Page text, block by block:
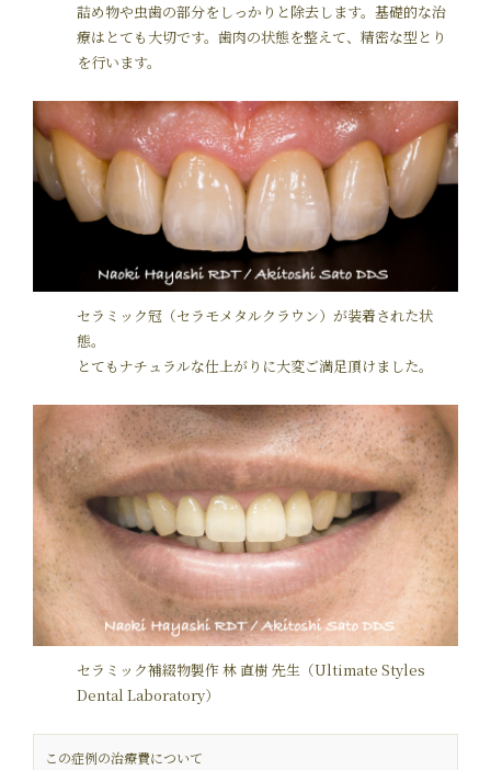
詰め物や虫歯の部分をしっかりと除去します。基礎的な治
療はとても大切です。歯肉の状態を整えて、精密な型とり
を行います。
セラミック冠（セラモメタルクラウン）が装着された状
態。
とてもナチュラルな仕上がりに大変ご満足頂けました。
セラミック補綴物製作 林 直樹 先生（Ultimate Styles
Dental Laboratory）
この症例の治療費について